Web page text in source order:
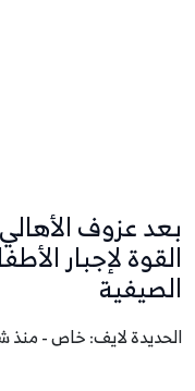
بعد عزوف
القوة لإجبار
الصيفية
الحديدة لايف: خاص - منذ